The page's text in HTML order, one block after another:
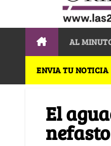
AL
ENVIA TU NOTICIA
El